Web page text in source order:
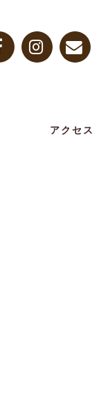
アクセス